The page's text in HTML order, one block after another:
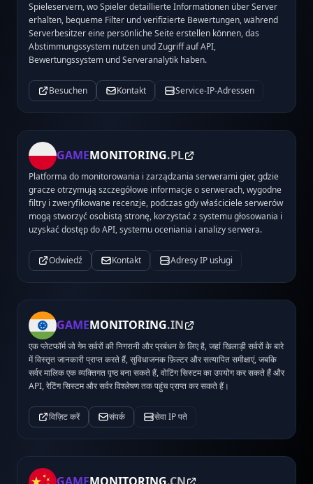
Spieleservern, wo Spieler detaillierte Informationen über Server
erhalten, bequeme Filter und verifizierte Bewertungen, während
Serverbesitzer eine persönliche Seite erstellen können, das
Abstimmungssystem nutzen und Zugriff auf API,
Bewertungssystem und Serveranalytik haben.
Besuchen Kontakt Service-IP-Adressen
GAMEMONITORING.PL
Platforma do monitorowania i zarządzania serwerami gier, gdzie
gracze otrzymują szczegółowe informacje o serwerach, wygodne
filtry i zweryfikowane recenzje, podczas gdy właściciele serwerów
mogą stworzyć osobistą stronę, korzystać z systemu głosowania i
uzyskać dostęp do API, systemu oceniania i analizy serwera.
Odwiedź Kontakt Adresy IP usługi
GAMEMONITORING.IN
एक प्लेटफॉर्म जो गेम सर्वरों की निगरानी और प्रबंधन के लिए है, जहां खिलाड़ी सर्वरों के बारे
में विस्तृत जानकारी प्राप्त करते हैं, सुविधाजनक फ़िल्टर और सत्यापित समीक्षाएं, जबकि
सर्वर मालिक एक व्यक्तिगत पृष्ठ बना सकते हैं, वोटिंग सिस्टम का उपयोग कर सकते हैं और
API, रेटिंग सिस्टम और सर्वर विश्लेषण तक पहुंच प्राप्त कर सकते हैं।
विज़िट करें संपर्क सेवा IP पते